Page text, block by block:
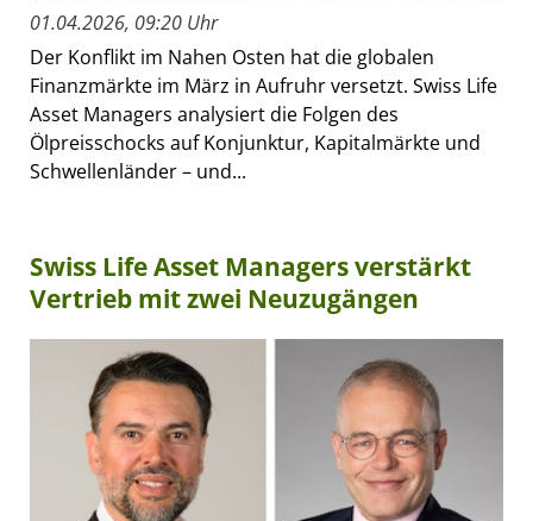
01.04.2026, 09:20 Uhr
Der Konflikt im Nahen Osten hat die globalen
Finanzmärkte im März in Aufruhr versetzt. Swiss Life
Asset Managers analysiert die Folgen des
Ölpreisschocks auf Konjunktur, Kapitalmärkte und
Schwellenländer – und...
Swiss Life Asset Managers verstärkt
Vertrieb mit zwei Neuzugängen